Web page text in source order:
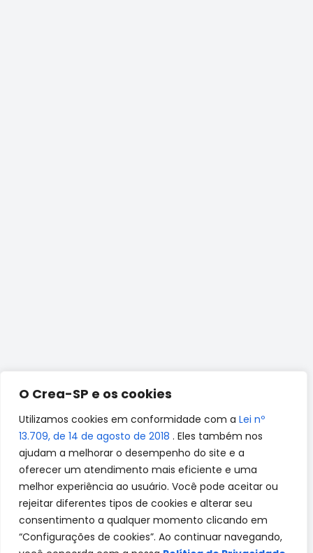
O Crea-SP e os cookies
Utilizamos cookies em conformidade com a Lei nº
13.709, de 14 de agosto de 2018 . Eles também nos
ajudam a melhorar o desempenho do site e a
oferecer um atendimento mais eficiente e uma
melhor experiência ao usuário. Você pode aceitar ou
rejeitar diferentes tipos de cookies e alterar seu
consentimento a qualquer momento clicando em
“Configurações de cookies”. Ao continuar navegando,